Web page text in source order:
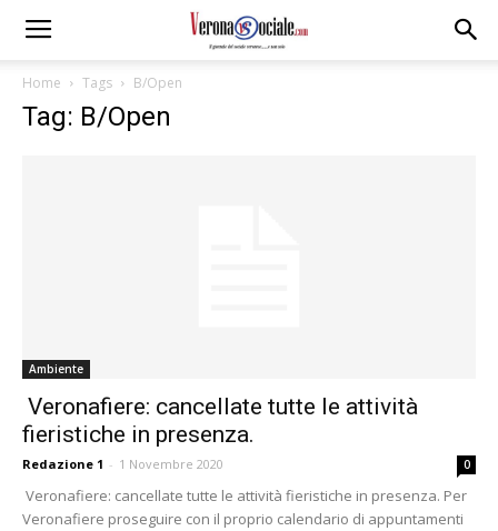
Home Tags B/Open
Tag: B/Open
Ambiente
Veronafiere: cancellate tutte le attività
fieristiche in presenza.
Redazione 1 - 1 Novembre 2020 0
Veronafiere: cancellate tutte le attività fieristiche in presenza. Per
Veronafiere proseguire con il proprio calendario di appuntamenti